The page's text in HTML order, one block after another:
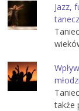
Jazz,
także